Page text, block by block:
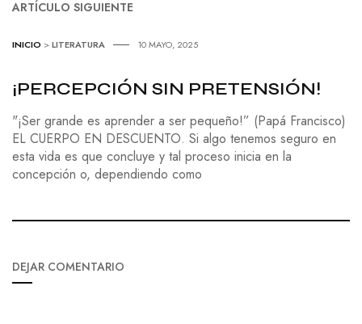
ARTÍCULO SIGUIENTE
INICIO >LITERATURA 10 MAYO, 2025
¡PERCEPCIÓN SIN PRETENSIÓN!
"¡Ser grande es aprender a ser pequeño!” (Papá Francisco)
EL CUERPO EN DESCUENTO. Si algo tenemos seguro en
esta vida es que concluye y tal proceso inicia en la
concepción o, dependiendo como
DEJAR COMENTARIO